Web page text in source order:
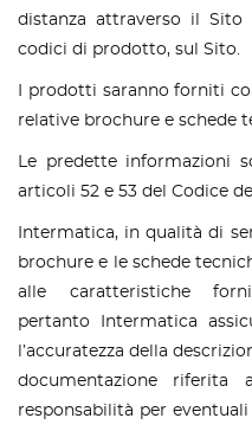
distanza attraverso il
codici di prodotto, sul Sito.
I prodotti saranno forniti
relative brochure e schede
Le predette informazioni
articoli 52 e 53 del Codice
Intermatica, in qualità di
brochure e le schede
alle caratteristiche
pertanto Intermatica
l’accuratezza della
documentazione
responsabilità per